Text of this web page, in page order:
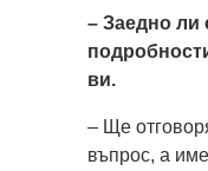
– Заедно ли
ви.
– Ще
въпрос, а